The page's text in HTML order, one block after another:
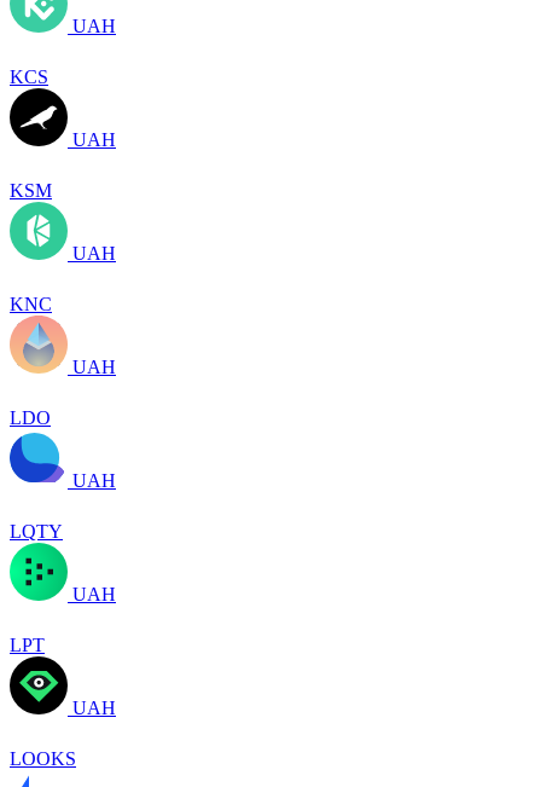
UAH
KCS
UAH
KSM
UAH
KNC
UAH
LDO
UAH
LQTY
UAH
LPT
UAH
LOOKS